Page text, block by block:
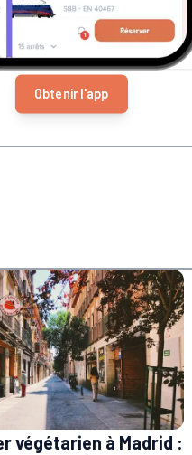
Obtenir l'app
végétarien à Madrid :